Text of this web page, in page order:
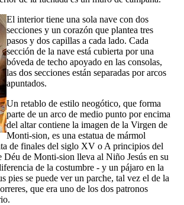
El interior tiene una sola nave con dos
secciones y un corazón que plantea tres
pasos y dos capillas a cada lado. Cada
sección de la nave está cubierta por una
bóveda de techo apoyado en las consolas,
las dos secciones están separadas por arcos
apuntados.
Un retablo de estilo neogótico, que forma
parte de un arco de medio punto por encima
del altar contiene la imagen de la Virgen de
Monti-sion, es una estatua de mármol
de finales del siglo XV o A principios del
Déu de Monti-sion lleva al Niño Jesús en su
de la costumbre - y un pájaro en la
pies se puede ver un parche, tal vez el de la
, que era uno de los dos patronos